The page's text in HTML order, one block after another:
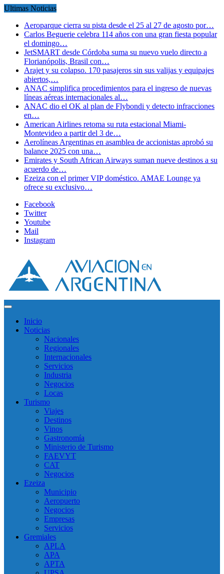
Ultimas Noticias
Aeroparque cierra su pista desde el 25 al 27 de agosto por…
Carlos Beguerie celebra 114 años con una gran fiesta popular
el domingo…
JetSMART desde Córdoba suma su nuevo vuelo directo a
Florianópolis, Brasil con…
Arajet y su colapso. 170 pasajeros sin sus valijas y equipajes
abiertos,…
ANAC simplifica procedimientos para el ingreso de nuevas
líneas aéreas internacionales al…
ANAC dio el OK al plan de Flybondi y detecto infracciones
en…
American Airlines retoma su ruta estacional Miami-
Montevideo a partir del 3 de…
Aerolíneas Argentinas en asamblea de accionistas aprobó su
balance 2025 con una…
Emirates y South African Airways suman nueve destinos a su
acuerdo de…
Ezeiza con el primer VIP doméstico. AMAE Lounge ya
ofrece su exclusivo…
Facebook
Twitter
Youtube
Mail
Instagram
Inicio
Noticias
Nacionales
Regionales
Internacionales
Servicios
Industria
Negocios
Locas
Turismo
Viajes
Destinos
Vinos
Gastronomía
Ministerio de Turismo
FAEVYT
CAT
Negocios
Ezeiza
Municipio
Aeropuerto
Negocios
Empresas
Servicios
Gremiales
APLA
APA
APTA